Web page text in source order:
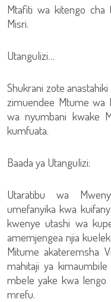
Mtafiti wa kitengo cha
Misri.
Utangulizi…
Shukrani zote
zimuendee Mtume wa
wa nyumbani kwake
kumfuata.
Baada ya Utangulizi:
Utaratibu wa
umefanyika kwa
kwenye utashi wa
amemjengea njia
Mitume akateremsha
mahitaji ya
mbele yake kwa lengo
mrefu.